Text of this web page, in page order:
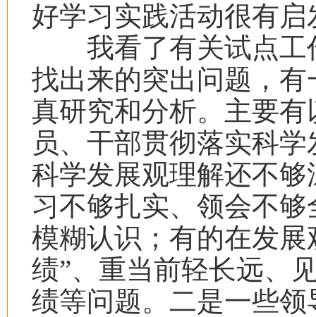
好学习实践活动很有
我看了有关试点工
找出来的突出问题，
真研究和分析。主要
员、干部贯彻落实科
科学发展观理解还不
习不够扎实、领会不
模糊认识；有的在发展
绩”、重当前轻长远、
绩等问题。二是一些